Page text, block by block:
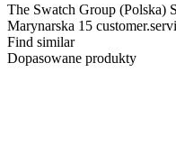
The Swatch Group (Polska)
Marynarska 15
Find similar
Dopasowane produkty